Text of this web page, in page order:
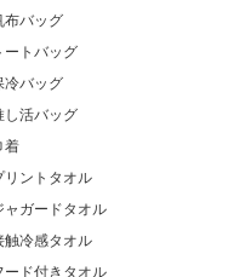
布バッグ
ートバッグ
冷バッグ
し活バッグ
着
リントタオル
ャガードタオル
触冷感タオル
ード付きタオル